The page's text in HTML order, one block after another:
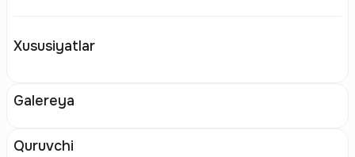
Xususiyatlar
Galereya
Quruvchi